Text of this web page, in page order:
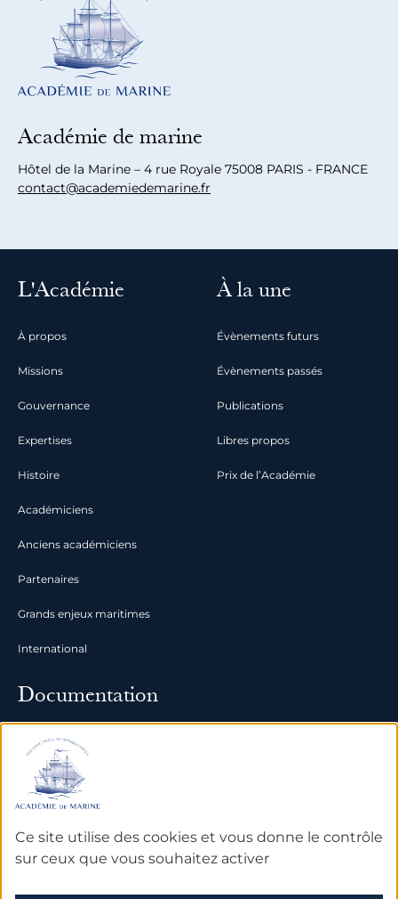
Ce site utilise des cookies et vous donne le contrôle
sur ceux que vous souhaitez activer
Académie de marine
Hôtel de la Marine – 4 rue Royale 75008 PARIS - FRANCE
contact@academiedemarine.fr
L'Académie
À propos
Missions
Gouvernance
Expertises
Histoire
Académiciens
Anciens académiciens
Partenaires
Grands enjeux maritimes
International
À la une
Évènements futurs
Évènements passés
Publications
Libres propos
Prix de l’Académie
Documentation
Archives
Bibliothèque et bases de
données